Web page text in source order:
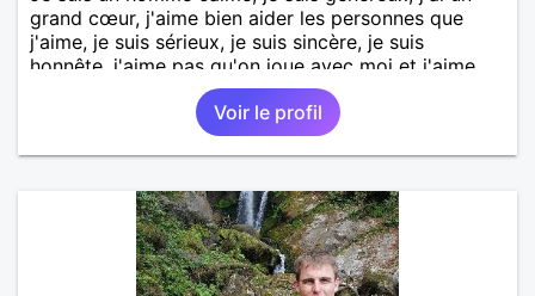
grand cœur, j'aime bien aider les personnes que
j'aime, je suis sérieux, je suis sincère, je suis
honnête, j'aime pas qu'on joue avec moi et j'aime
pas les mensonges. Je cherche une relation
amoureuse et sérieuse.Voir le profil